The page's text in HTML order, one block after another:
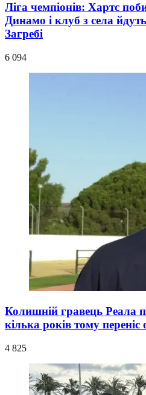
Ліга чемпіонів: Хартс
Динамо і клуб з села
Загребі
6 094
Колишній гравець Реала
кілька років тому переніс
4 825